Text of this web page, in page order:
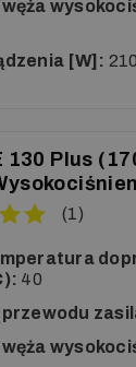
węża
[W]:
130 Plus
(1)
40
przewodu
węża